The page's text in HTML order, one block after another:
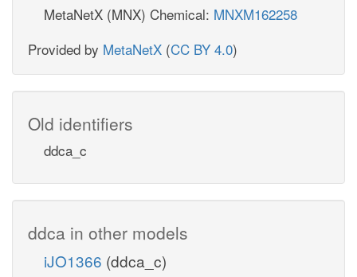
MetaNetX (MNX) Chemical: MNXM162258
Provided by MetaNetX (CC BY 4.0)
Old identifiers
ddca_c
ddca in other models
iJO1366 (ddca_c)